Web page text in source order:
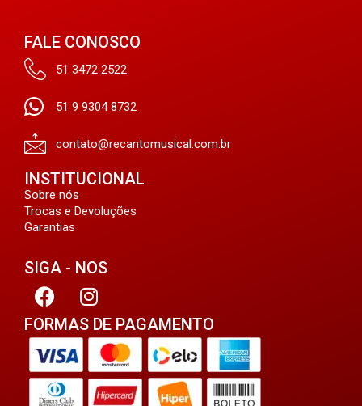
FALE CONOSCO
51 3472 2522
51 9 9304 8732
contato@recantomusical.com.br
INSTITUCIONAL
Sobre nós
Trocas e Devoluções
Garantias
SIGA - NOS
FORMAS DE PAGAMENTO